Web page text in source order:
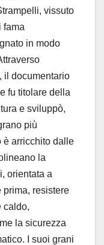
vissuto
fama
in modo
il documentario
fu titolare della
e sviluppò,
più
è arricchito dalle
la
orientata a
prima, resistere
caldo,
la sicurezza
I suoi grani